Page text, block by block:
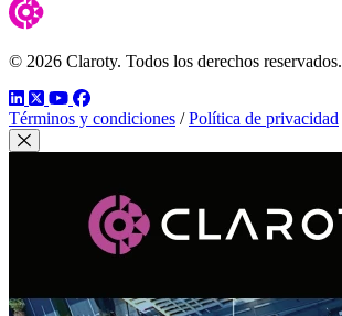
© 2026 Claroty. Todos los derechos reservados.
LinkedIn
TwitterYouTube
Facebook
Términos y condiciones / Política de privacidad
Cerrar modal